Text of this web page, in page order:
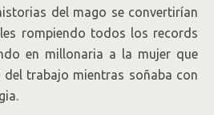
del mago se convertirían
rompiendo todos los records
en millonaria a la mujer que
del trabajo mientras soñaba con